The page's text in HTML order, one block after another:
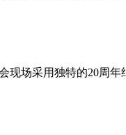
现场采用独特的20周